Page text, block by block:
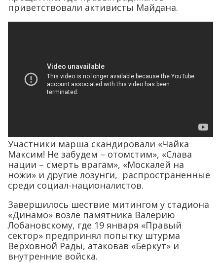
приветствовали активисты Майдана.
Участники марша скандировали «Чайка
Максим! Не забудем – отомстим», «Слава
нации – смерть врагам», «Москалей на
ножи» и другие лозунги, распространенные
среди социал-националистов.
Завершилось шествие митингом у стадиона
«Динамо» возле памятника Валерию
Лобановскому, где 19 января «Правый
сектор» предпринял попытку штурма
Верховной Рады, атаковав «Беркут» и
внутренние войска.